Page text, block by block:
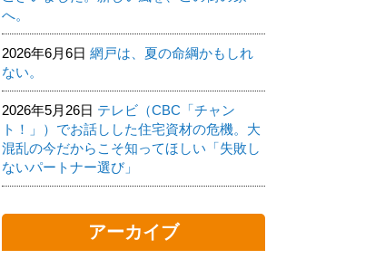
へ。
2026年6月6日 網戸は、夏の命綱かもしれ
ない。
2026年5月26日 テレビ（CBC「チャン
ト！」）でお話しした住宅資材の危機。大
混乱の今だからこそ知ってほしい「失敗し
ないパートナー選び」
アーカイブ